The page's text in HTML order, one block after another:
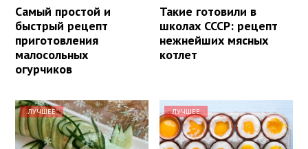
Самый простой и
быстрый рецепт
приготовления
малосольных
огурчиков
Такие готовили в
школах СССР: рецепт
нежнейших мясных
котлет
ЛУЧШЕЕ ЛУЧШЕЕ